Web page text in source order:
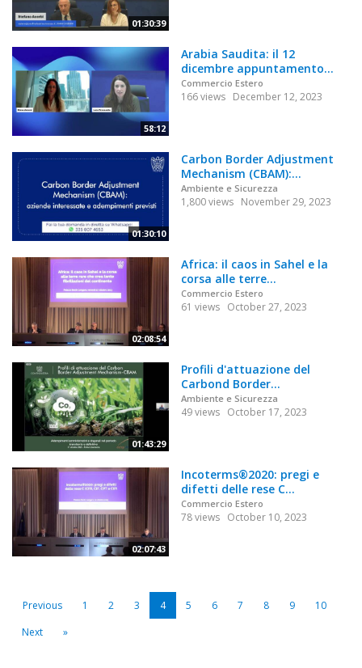
01:30:39
58:12
Arabia Saudita: il 12
dicembre appuntamento...
Commercio Estero
166 views December 12, 2023
01:30:10
Carbon Border Adjustment
Mechanism (CBAM):...
Ambiente e Sicurezza
1,800 views November 29, 2023
02:08:54
Africa: il caos in Sahel e la
corsa alle terre...
Commercio Estero
61 views October 27, 2023
01:43:29
Profili d'attuazione del
Carbond Border...
Ambiente e Sicurezza
49 views October 17, 2023
02:07:43
Incoterms®2020: pregi e
difetti delle rese C...
Commercio Estero
78 views October 10, 2023
Previous 1 2 3 4 5 6 7 8 9
10
Next
»